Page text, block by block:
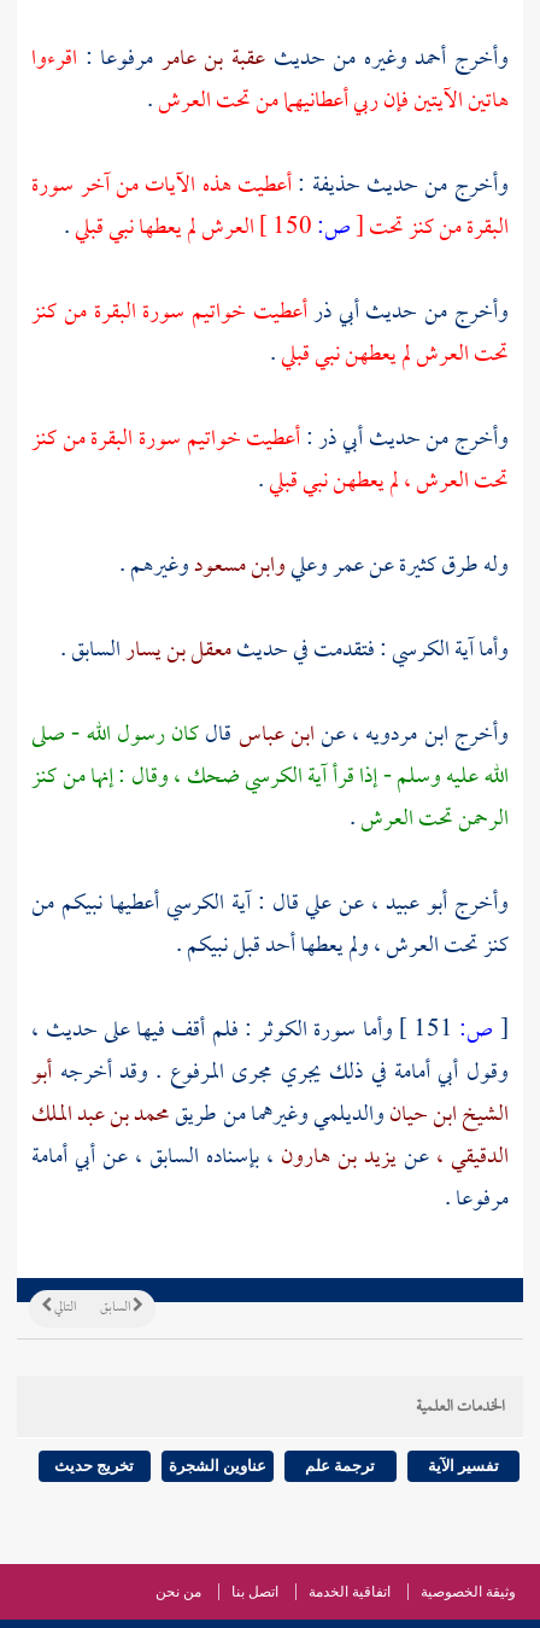
وأخرج أحمدوغيره من حديث عقبة بن عامرمرفوعا : اقرءوا
هاتين الآيتين فإن ربي أعطانيهما من تحت العرش.
وأخرج من حديثحذيفة :أعطيت هذه الآيات من آخر سورة
البقرة من كنز تحت[ص: العرش لم يعطها نبي قبلي.
وأخرج من حديثأبي ذرأعطيت خواتيم سورة البقرة من كنز
تحت العرش لم يعطهن نبي قبلي.
وأخرج من حديثأبي ذر:أعطيت خواتيم سورة البقرة من كنز
تحت العرش ، لم يعطهن نبي قبلي.
وله طرق كثيرة عنعمروعليوابن مسعودوغيرهم .
وأما آية الكرسي : فتقدمت في حديثمعقل بن يسارالسابق .
وأخرجابن مردويه ،عنابن عباسقالكان رسول الله - صلى
الله عليه وسلم - إذا قرأ آية الكرسي ضحك ، وقال : إنها من كنز
الرحمن تحت العرش.
وأخرجأبو عبيد ،عنعليقال : آية الكرسي أعطيها نبيكم من
كنز تحت العرش ، ولم يعطها أحد قبل نبيكم .
[ص:
وأما سورة الكوثر : فلم أقف فيها على حديث ،
وقول أبي أمامة في ذلك يجري مجرى المرفوع . وقد أخرجه أبو
الشيخ ابن حيانوالديلميوغيرهما من طريقمحمد بن عبد الملك
الدقيقي ،عنيزيد بن هارون ، بإسناده السابق ، عنأبي أمامة
مرفوعا .
التالي السابق
الخدمات العلمية
تفسير الآية ترجمة علم عناوين الشجرة تخريج حديث
وثيقة الخصوصية اتفاقية الخدمة اتصل بنا من نحن